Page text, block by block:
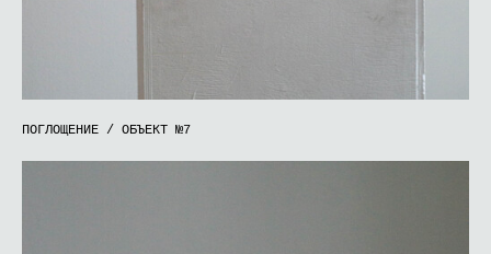
ПОГЛОЩЕНИЕ / ОБЪЕКТ №7